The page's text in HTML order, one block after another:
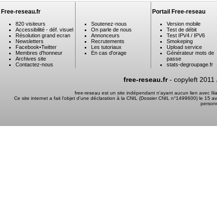
Free-reseau.fr
820 visiteurs
Accessibilité - déf. visuel
Résolution grand ecran
Newsletters
Facebook•Twitter
Membres d'honneur
Archives site
Contactez-nous
Soutenez-nous
On parle de nous
Annonceurs
Recrutements
Les tutoriaux
En cas d'orage
Portail Free-reseau
Version mobile
Test de débit
Test IPV4 / IPV6
Smokeping
Upload service
Générateur mots de
passe
stats-degroupage.fr
free-reseau.fr- copyleft 2011
free-reseau est un site indépendant n'ayant aucun lien avec
Ce site internet a fait l'objet d'une déclaration à la CNIL (Dossier CNIL n°1499600) le 15